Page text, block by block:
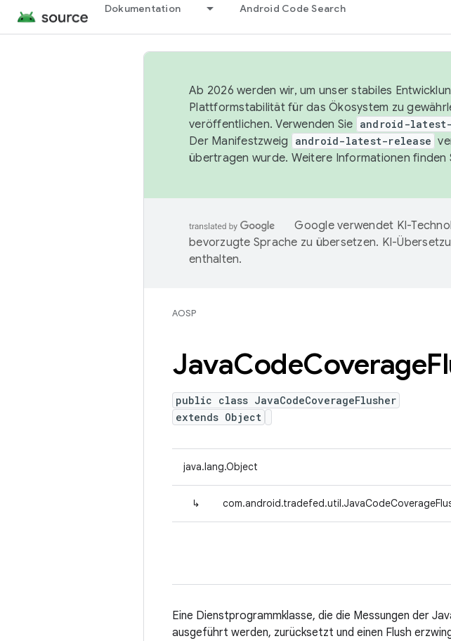
Dokumentation Android Code Search
Ab 2026 werden wir, um unser stabiles
Plattformstabilität für das Ökosystem zu
veröffentlichen. Verwenden Sie android-
Der Manifestzweig
android-latest-release
übertragen wurde. Weitere Informationen finden
Google verwendet KI-
bevorzugte Sprache zu übersetzen. KI-
enthalten.
AOSP
JavaCodeCoverage
public class JavaCodeCoverageFlusher
extends Object
java.lang.Object
↳
Eine Dienstprogrammklasse, die die Messungen der
ausgeführt werden, zurücksetzt und einen Flush